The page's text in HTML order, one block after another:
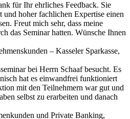
für Ihr ehrliches Feedback. Sie
und hoher fachlichen Expertise einen
Freut mich sehr, dass meine
das Seminar hatten. Wünsche Ihnen
– Kasseler Sparkasse,
bei Herrn Schaaf besucht. Es
hat es einwandfrei funktioniert
mit den Teilnehmern war gut und
selbst zu erarbeiten und danach
und Private Banking,